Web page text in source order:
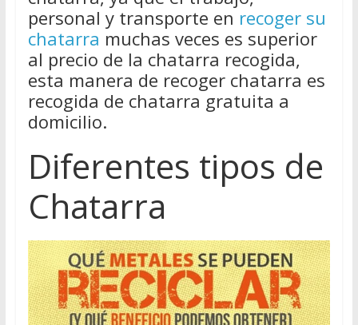
personal y transporte en recoger su
chatarra muchas veces es superior
al precio de la chatarra recogida,
esta manera de recoger chatarra es
recogida de chatarra gratuita a
domicilio.
Diferentes tipos de
Chatarra